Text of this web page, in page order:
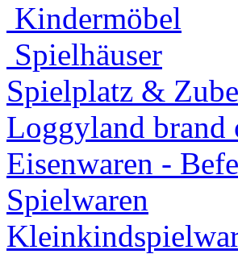
Kindermöbel
Spielhäuser
Spielplatz &
Loggyland brand
Eisenwaren -
Spielwaren